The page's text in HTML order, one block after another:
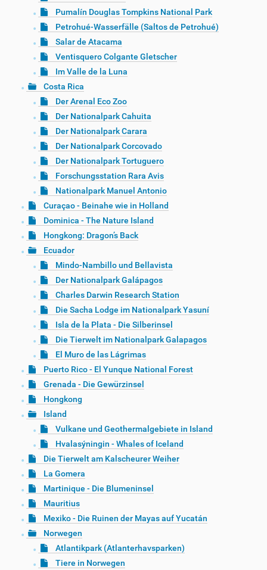
Pumalín Douglas Tompkins National Park
Petrohué-Wasserfälle (Saltos de Petrohué)
Salar de Atacama
Ventisquero Colgante Gletscher
Im Valle de la Luna
Costa Rica
Der Arenal Eco Zoo
Der Nationalpark Cahuita
Der Nationalpark Carara
Der Nationalpark Corcovado
Der Nationalpark Tortuguero
Forschungsstation Rara Avis
Nationalpark Manuel Antonio
Curaçao - Beinahe wie in Holland
Dominica - The Nature Island
Hongkong: Dragon’s Back
Ecuador
Mindo-Nambillo und Bellavista
Der Nationalpark Galápagos
Charles Darwin Research Station
Die Sacha Lodge im Nationalpark Yasuní
Isla de la Plata - Die Silberinsel
Die Tierwelt im Nationalpark Galapagos
El Muro de las Lágrimas
Puerto Rico - El Yunque National Forest
Grenada - Die Gewürzinsel
Hongkong
Island
Vulkane und Geothermalgebiete in Island
Hvalasýningin - Whales of Iceland
Die Tierwelt am Kalscheurer Weiher
La Gomera
Martinique - Die Blumeninsel
Mauritius
Mexiko - Die Ruinen der Mayas auf Yucatán
Norwegen
Atlantikpark (Atlanterhavsparken)
Tiere in Norwegen